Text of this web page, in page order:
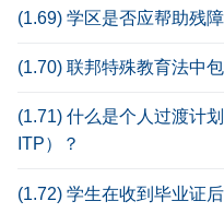
(1.69) 学区是否应帮助残
(1.70) 联邦特殊教育法中
(1.71) 什么是个人过渡计
ITP）？
(1.72) 学生在收到毕业证